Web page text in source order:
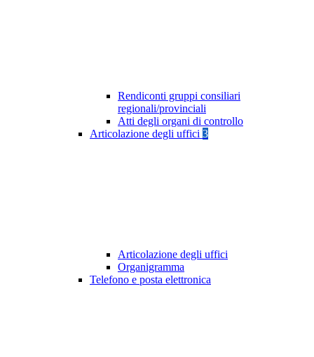
Rendiconti gruppi consiliari
regionali/provinciali
Atti degli organi di controllo
Articolazione degli uffici 3
Articolazione degli uffici
Organigramma
Telefono e posta elettronica